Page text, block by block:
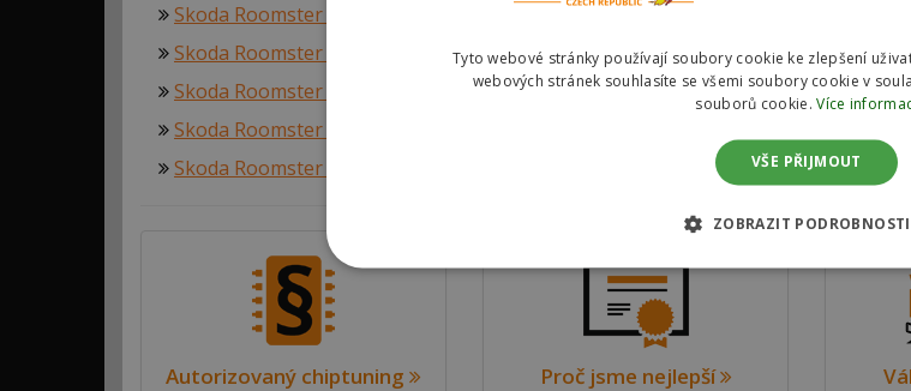
Skoda Roomster 1.4 TDI 59kw (80hp)
Skoda Roomster 1.6 TDI 55kw (75hp)
Skoda Roomster 1.6 TDI 66kw (90hp)
Skoda Roomster 1.6 TDI 77kw (105hp)
Skoda Roomster 1.9 TDI 77kw (105hp)
Autorizovaný chiptuning Proč jsme nejlepší
Tyto webové stránky používají soubory cookie ke zlepšení
webových stránek souhlasíte se všemi soubory cookie v
souborů cookie.Více
VŠE PŘIJMOUT
ZOBRAZIT PODROBNOSTI